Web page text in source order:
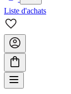
Liste d'achats